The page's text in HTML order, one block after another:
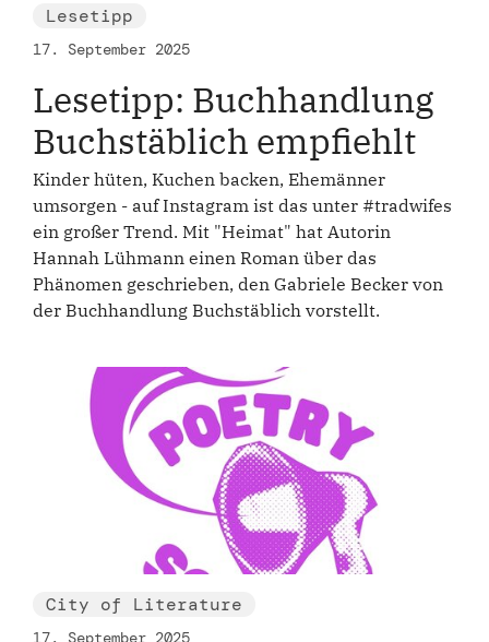
Lesetipp
17. September 2025
Lesetipp: Buchhandlung
Buchstäblich empfiehlt
Kinder hüten, Kuchen backen, Ehemänner
umsorgen - auf Instagram ist das unter #tradwifes
ein großer Trend. Mit "Heimat" hat Autorin
Hannah Lühmann einen Roman über das
Phänomen geschrieben, den Gabriele Becker von
der Buchhandlung Buchstäblich vorstellt.
City of Literature
17. September 2025